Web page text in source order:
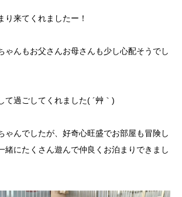
り来てくれましたー！
ゃんもお父さんお母さんも少し心配そうでし
て過ごしてくれました( ´艸｀)
ゃんでしたが、好奇心旺盛でお部屋も冒険し
緒にたくさん遊んで仲良くお泊まりできまし